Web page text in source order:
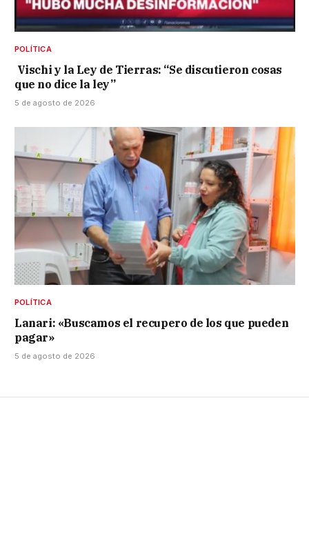
POLÍTICA
Vischi y la Ley de Tierras: “Se discutieron cosas
que no dice la ley”
5 de agosto de 2026
POLÍTICA
Lanari: «Buscamos el recupero de los que pueden
pagar»
5 de agosto de 2026